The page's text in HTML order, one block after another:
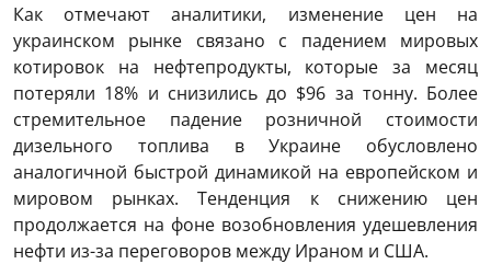
Как отмечают аналитики, изменение цен на
украинском рынке связано с падением мировых
котировок на нефтепродукты, которые за месяц
потеряли 18% и снизились до $96 за тонну. Более
стремительное падение розничной стоимости
дизельного топлива в Украине обусловлено
аналогичной быстрой динамикой на европейском и
мировом рынках. Тенденция к снижению цен
продолжается на фоне возобновления удешевления
нефти из-за переговоров между Ираном и США.